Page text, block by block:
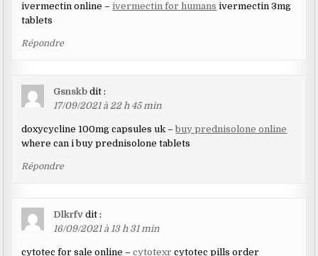
ivermectin online –ivermectin for humans ivermectin 3mg
tablets
Répondre
Gsnskb dit :
17/09/2021 à 22 h 45 min
doxycycline 100mg capsules uk –buy prednisolone online
where can i buy prednisolone tablets
Répondre
Dlkrfv dit :
16/09/2021 à 13 h 31 min
cytotec for sale online –cytotexr cytotec pills order